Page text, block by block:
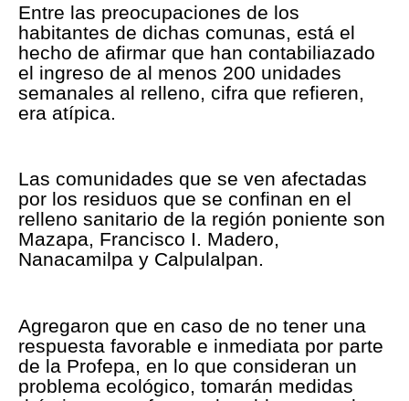
Entre las preocupaciones de los
habitantes de dichas comunas, está el
hecho de afirmar que han contabiliazado
el ingreso de al menos 200 unidades
semanales al relleno, cifra que refieren,
era atípica.
Las comunidades que se ven afectadas
por los residuos que se confinan en el
relleno sanitario de la región poniente son
Mazapa, Francisco I. Madero,
Nanacamilpa y Calpulalpan.
Agregaron que en caso de no tener una
respuesta favorable e inmediata por parte
de la Profepa, en lo que consideran un
problema ecológico, tomarán medidas